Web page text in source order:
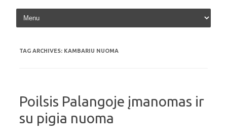
Skip to content
TAG ARCHIVES: KAMBARIU NUOMA
Poilsis Palangoje įmanomas ir
su pigia nuoma